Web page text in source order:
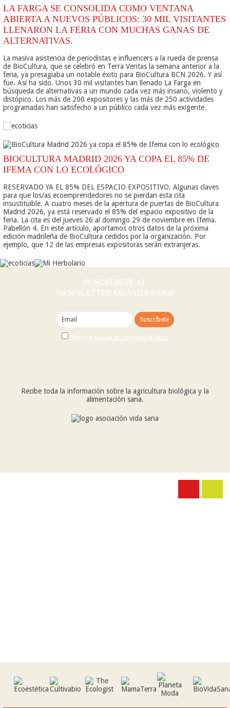
LA FARGA SE CONSOLIDA COMO VENTANA
ABIERTA A NUEVOS PÚBLICOS: 30 MIL VISITANTES
LLENARON LA FERIA CON MUCHAS GANAS DE
ALTERNATIVAS.
La masiva asistencia de periodistas e influencers a la rueda de prensa
de BioCultura, que se celebró en Terra Veritas la semana anterior a la
feria, ya presagiaba un notable éxito para BioCultura BCN 2026. Y así
fue. Así ha sido. Unos 30 mil visitantes han llenado La Farga en
búsqueda de alternativas a un mundo cada vez más insano, violento y
distópico. Los más de 200 expositores y las más de 250 actividades
programadas han satisfecho a un público cada vez más exigente.
BIOCULTURA MADRID 2026 YA COPA EL 85% DE
IFEMA CON LO ECOLÓGICO
RESERVADO YA EL 85% DEL ESPACIO EXPOSITIVO. Algunas claves
para que los/as ecoemprendedores no se pierdan esta cita
insustituible. A cuatro meses de la apertura de puertas de BioCultura
Madrid 2026, ya está reservado el 85% del espacio expositivo de la
feria. La cita es del jueves 26 al domingo 29 de noviembre en Ifema.
Pabellón 4. En este artículo, aportamos otros datos de la próxima
edición madrileña de BioCultura cedidos por la organización. Por
ejemplo, que 12 de las empresas expositoras serán extranjeras.
SUSCRÍBETE AL
NEWSLETTER DE VIDA SANA
Acepto la política de protección de datos
Recibe toda la información sobre la agricultura biológica y la
alimentación sana.